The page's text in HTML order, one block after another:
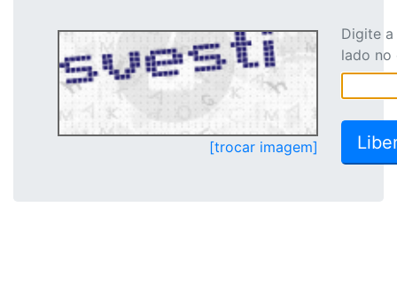
[trocar imagem]
Digite
lado no